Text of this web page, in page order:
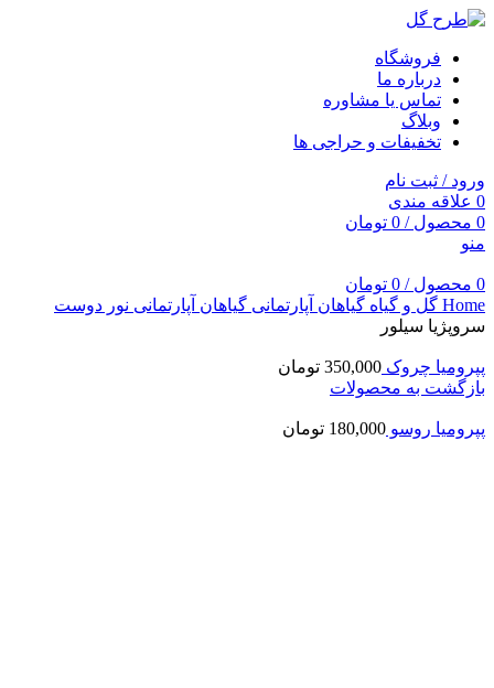
فروشگاه
درباره ما
تماس یا مشاوره
وبلاگ
تخفیفات و حراجی ها
ورود / ثبت نام
0 علاقه مندی
0 محصول /
0 تومان
منو
0 محصول /
0 تومان
Home گل و گیاه گیاهان آپارتمانی گیاهان آپارتمانی نور دوست
سروپژیا سیلور
پپرومیا چروک 350,000 تومان
بازگشت به محصولات
پپرومیا روسو 180,000 تومان